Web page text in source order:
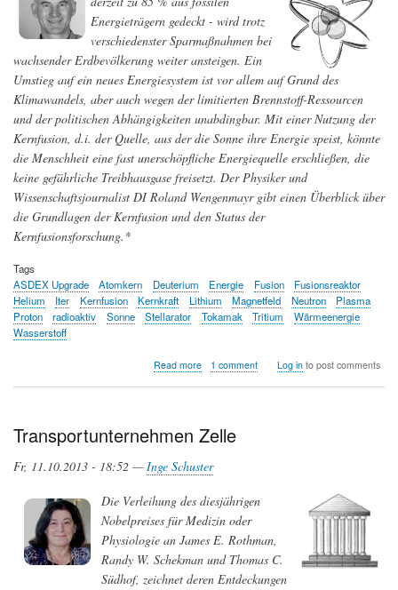
Energieträgern gedeckt - wird trotz
verschiedenster Sparmaßnahmen bei
wachsender Erdbevölkerung weiter ansteigen. Ein
Umstieg auf ein neues Energiesystem ist vor allem auf Grund des
Klimawandels, aber auch wegen der limitierten Brennstoff-Ressourcen
und der politischen Abhängigkeiten unabdingbar. Mit einer Nutzung der
Kernfusion, d.i. der Quelle, aus der die Sonne ihre Energie speist, könnte
die Menschheit eine fast unerschöpfliche Energiequelle erschließen, die
keine gefährliche Treibhausgase freisetzt. Der Physiker und
Wissenschaftsjournalist DI Roland Wengenmayr gibt einen Überblick über
die Grundlagen der Kernfusion und den Status der
Kernfusionsforschung.*
Tags
ASDEX Upgrade
Atomkern Deuterium Energie Fusion
Fusionsreaktor
Helium
Iter Kernfusion Kernkraft Lithium Magnetfeld Neutron
Plasma
Proton
radioaktiv Sonne Stellarator Tokamak Tritium
Wärmeenergie
Wasserstoff
Read moreabout
-
1 comment Log into post comments
Transportunternehmen Zelle
Fr, 11.10.2013 - 18:52 —Inge Schuster
Die Verleihung des diesjährigen
Nobelpreises für Medizin oder
Physiologie an James E. Rothman,
Randy W. Schekman und Thomas C.
Südhof, zeichnet deren Entdeckungen